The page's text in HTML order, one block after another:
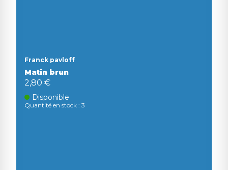
Franck pavloff
Matin brun
2,80 €
Disponible
Quantité en stock : 3